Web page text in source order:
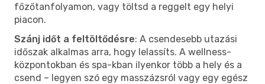
főzőtanfolyamon, vagy töltsd a reggelt egy helyi
piacon.
Szánj időt a feltöltődésre: A csendesebb utazási
időszak alkalmas arra, hogy lelassíts. A wellness-
központokban és spa-kban ilyenkor több a hely és a
csend – legyen szó egy masszázsról vagy egy egész